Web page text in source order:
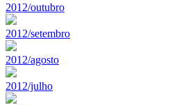
2012/outubro
2012/setembro
2012/agosto
2012/julho